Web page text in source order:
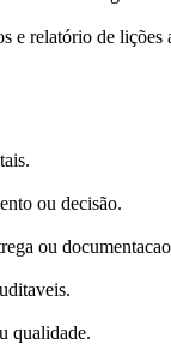
e relatório de lições
ou decisão.
ou
qualidade.